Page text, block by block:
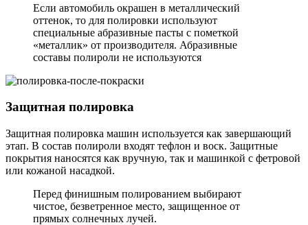
Если автомобиль окрашен в металлический
оттенок, то для полировки используют
специальные абразивные пасты с пометкой
«металлик» от производителя. Абразивные
составы полироли не используются
Защитная полировка
Защитная полировка машин используется как завершающий
этап. В состав полироли входят тефлон и воск. Защитные
покрытия наносятся как вручную, так и машинкой с фетровой
или кожаной насадкой.
Перед финишным полированием выбирают
чистое, безветренное место, защищенное от
прямых солнечных лучей.